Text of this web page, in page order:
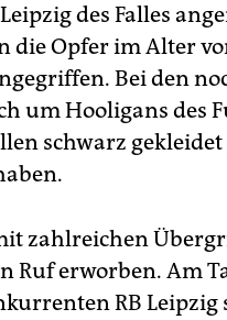
des Falles
Opfer im Alter
Bei den
um Hooligans des
schwarz gekleidet
zahlreichen
Ruf erworben. Am
RB